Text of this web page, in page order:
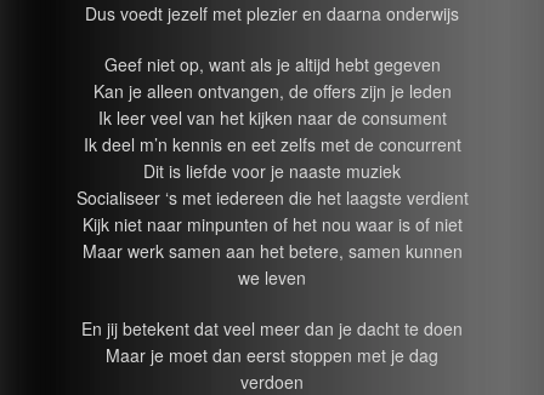
Dus voedt jezelf met plezier en daarna onderwijs
Geef niet op, want als je altijd hebt gegeven
Kan je alleen ontvangen, de offers zijn je leden
Ik leer veel van het kijken naar de consument
Ik deel m’n kennis en eet zelfs met de concurrent
Dit is liefde voor je naaste muziek
Socialiseer ‘s met iedereen die het laagste verdient
Kijk niet naar minpunten of het nou waar is of niet
Maar werk samen aan het betere, samen kunnen
we leven
En jij betekent dat veel meer dan je dacht te doen
Maar je moet dan eerst stoppen met je dag
verdoen